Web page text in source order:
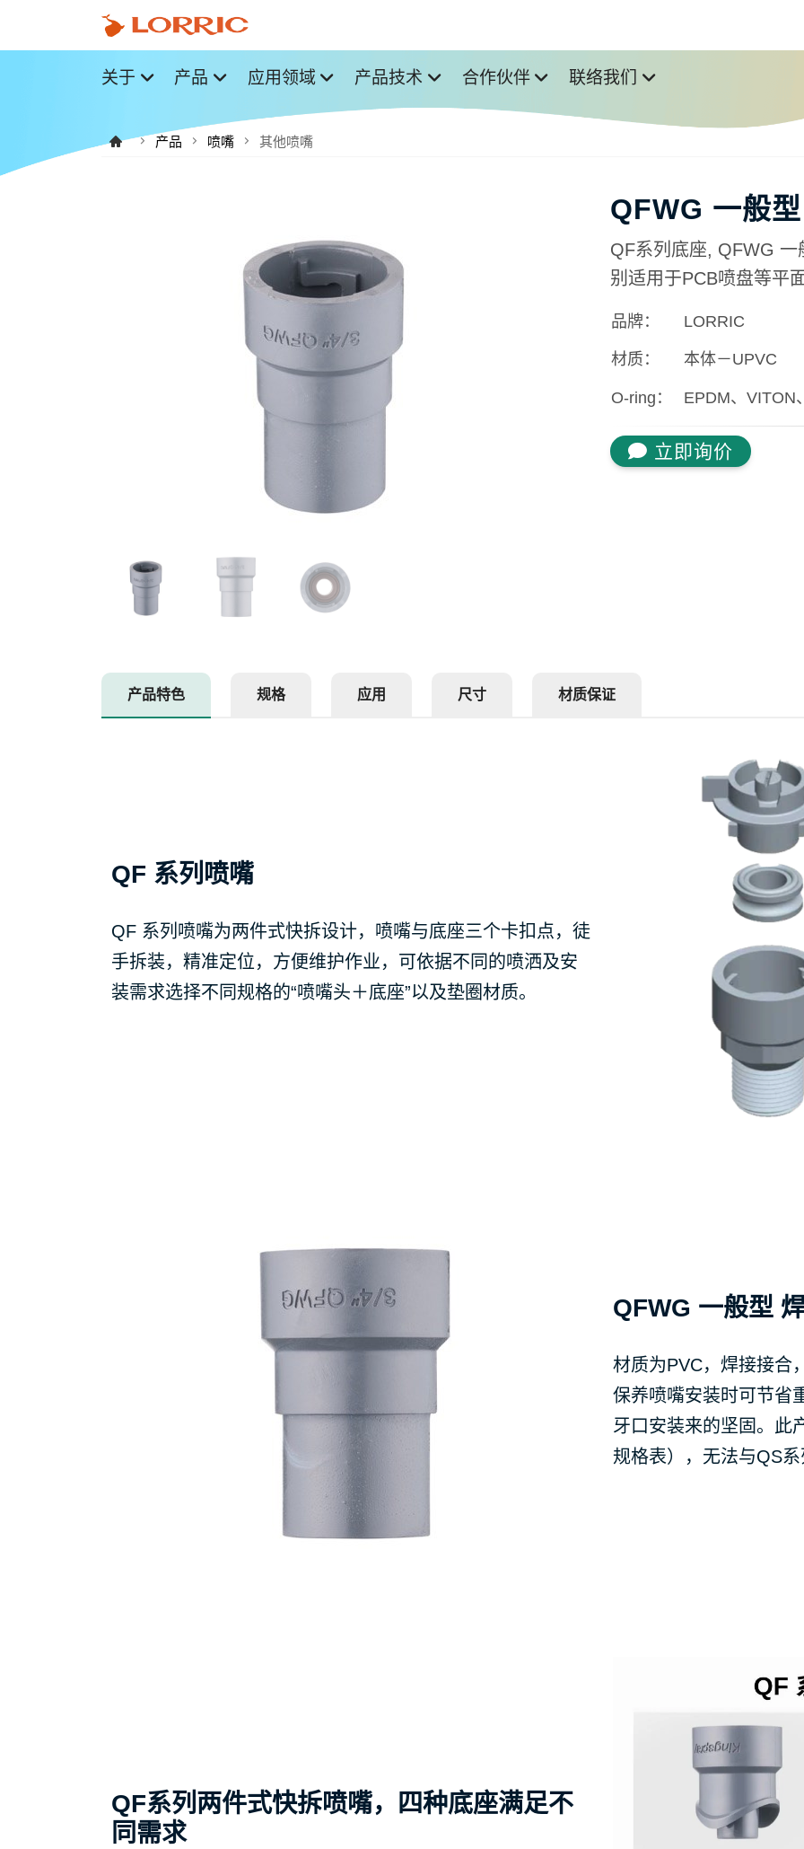
关于 产品 应用领域 产品技术 合作伙伴 联络我们
产品 喷嘴 其他喷嘴
QFWG 一般
QF系列底座, QFWG
别适用于PCB喷盘等平
品牌： LORRIC
材质： 本体－UPVC
O-ring： EPDM、VITON
立即询价
产品特色 规格 应用 尺寸 材质保证
QF 系列喷嘴
QF 系列喷嘴为两件式快拆设计，喷嘴与底座三个卡扣点，徒
手拆装，精准定位，方便维护作业，可依据不同的喷洒及安
装需求选择不同规格的“喷嘴头＋底座”以及垫圈材质。
QFWG 一般型
材质为PVC，焊接接合
保养喷嘴安装时可节省
牙口安装来的坚固。此
规格表），无法与QS
QF系列两件式快拆喷嘴，四种底座满足不
同需求